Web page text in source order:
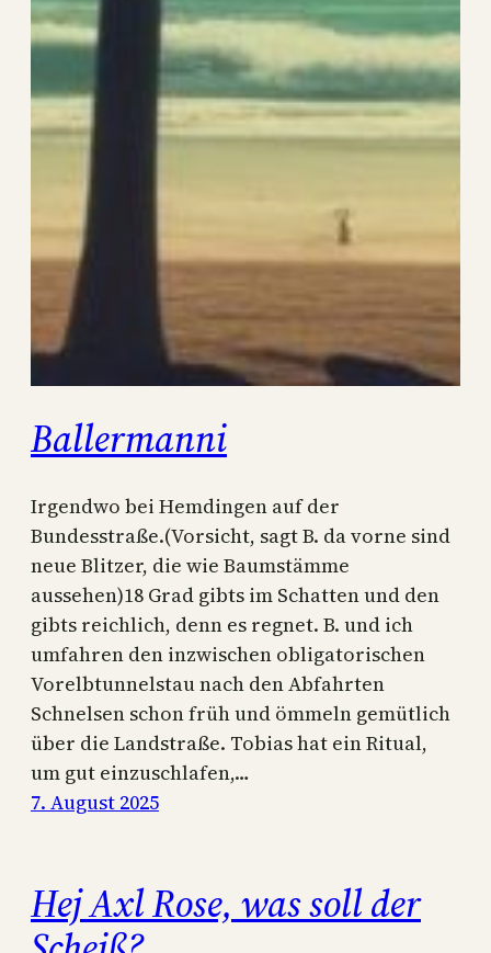
Ballermanni
Irgendwo bei Hemdingen auf der
Bundesstraße.(Vorsicht, sagt B. da vorne sind
neue Blitzer, die wie Baumstämme
aussehen)18 Grad gibts im Schatten und den
gibts reichlich, denn es regnet. B. und ich
umfahren den inzwischen obligatorischen
Vorelbtunnelstau nach den Abfahrten
Schnelsen schon früh und ömmeln gemütlich
über die Landstraße. Tobias hat ein Ritual,
um gut einzuschlafen,…
7. August 2025
Hej Axl Rose, was soll der